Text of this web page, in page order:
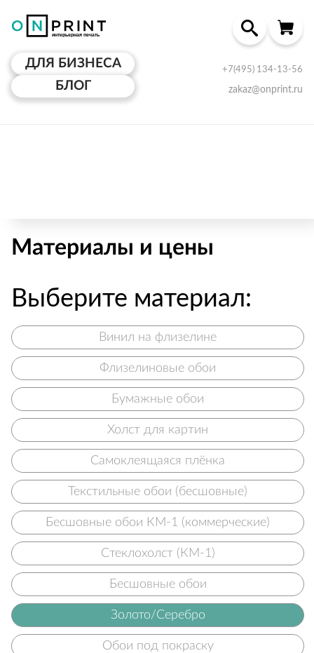
ДЛЯ БИЗНЕСА
БЛОГ
+7(495) 134-13-56
zakaz@onprint.ru
Материалы и цены
Выберите материал:
Винил на флизелине
Флизелиновые обои
Бумажные обои
Холст для картин
Самоклеящаяся плёнка
Текстильные обои (бесшовные)
Бесшовные обои КМ-1 (коммерческие)
Стеклохолст (КМ-1)
Бесшовные обои
Золото/Серебро
Обои под покраску